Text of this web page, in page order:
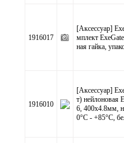
1916017
[Аксессуар]
мплект
ная гайка,
1916010
[Аксессуар]
т) нейлоновая
6, 400x4.8мм,
0°C - +85°C,